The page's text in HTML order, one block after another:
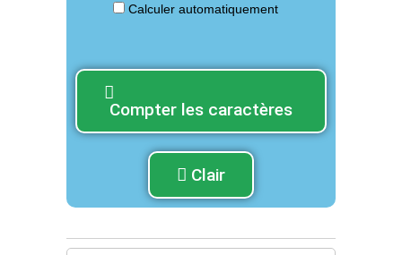
Calculer automatiquement
Compter les caractères
Clair